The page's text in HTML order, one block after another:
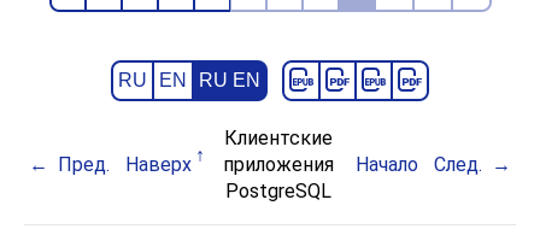
RU EN RU EN
Пред. Наверх
Клиентские
приложения
PostgreSQL
Начало След.